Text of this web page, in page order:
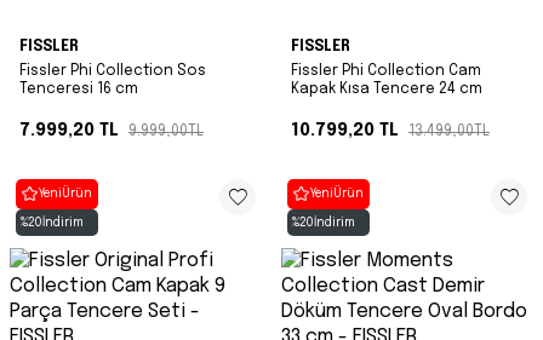
FISSLER
Fissler Phi Collection Sos
Tenceresi 16 cm
7.999,20 TL 9.999,00TL
FISSLER
Fissler Phi Collection Cam
Kapak Kısa Tencere 24 cm
10.799,20 TL 13.499,00TL
Yeni Ürün
%20 İndirim
Yeni Ürün
%20 İndirim